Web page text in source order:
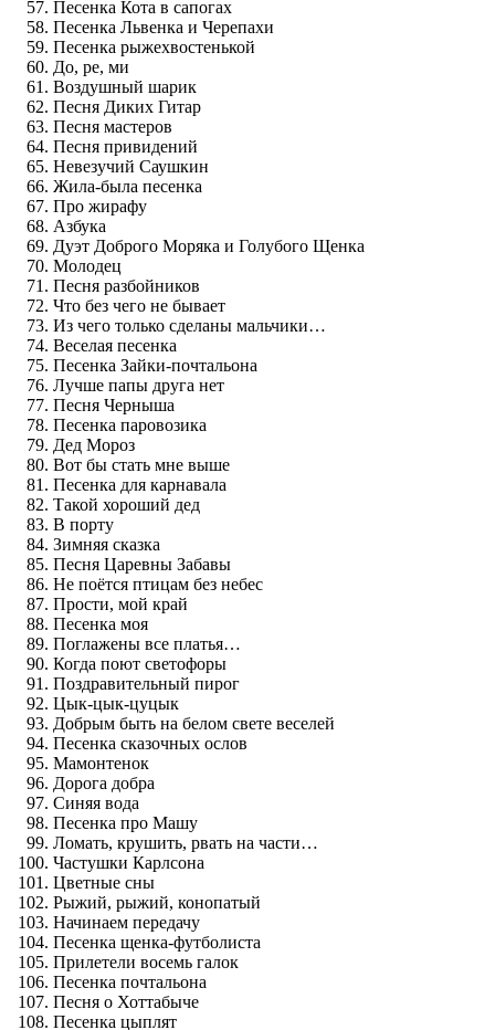
Песенка Кота в сапогах
Песенка Львенка и Черепахи
Песенка рыжехвостенькой
До, ре, ми
Воздушный шарик
Песня Диких Гитар
Песня мастеров
Песня привидений
Невезучий Саушкин
Жила-была песенка
Про жирафу
Азбука
Дуэт Доброго Моряка и Голубого Щенка
Молодец
Песня разбойников
Что без чего не бывает
Из чего только сделаны мальчики…
Веселая песенка
Песенка Зайки-почтальона
Лучше папы друга нет
Песня Черныша
Песенка паровозика
Дед Мороз
Вот бы стать мне выше
Песенка для карнавала
Такой хороший дед
В порту
Зимняя сказка
Песня Царевны Забавы
Не поётся птицам без небес
Прости, мой край
Песенка моя
Поглажены все платья…
Когда поют светофоры
Поздравительный пирог
Цык-цык-цуцык
Добрым быть на белом свете веселей
Песенка сказочных ослов
Мамонтенок
Дорога добра
Синяя вода
Песенка про Машу
Ломать, крушить, рвать на части…
Частушки Карлсона
Цветные сны
Рыжий, рыжий, конопатый
Начинаем передачу
Песенка щенка-футболиста
Прилетели восемь галок
Песенка почтальона
Песня о Хоттабыче
Песенка цыплят